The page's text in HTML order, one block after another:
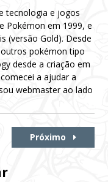
tecnologia e jogos
Pokémon em 1999, e
(versão Gold). Desde
pokémon tipo
desde a criação em
a ajudar a
webmaster ao lado
Próximo